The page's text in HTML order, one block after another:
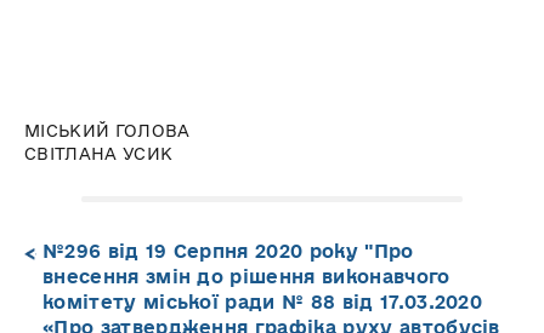
МІСЬКИЙ ГОЛОВА
СВІТЛАНА УСИК
№296 від 19 Серпня 2020 року "Про
внесення змін до рішення виконавчого
комітету міської ради № 88 від 17.03.2020
«Про затвердження графіка руху автобусів